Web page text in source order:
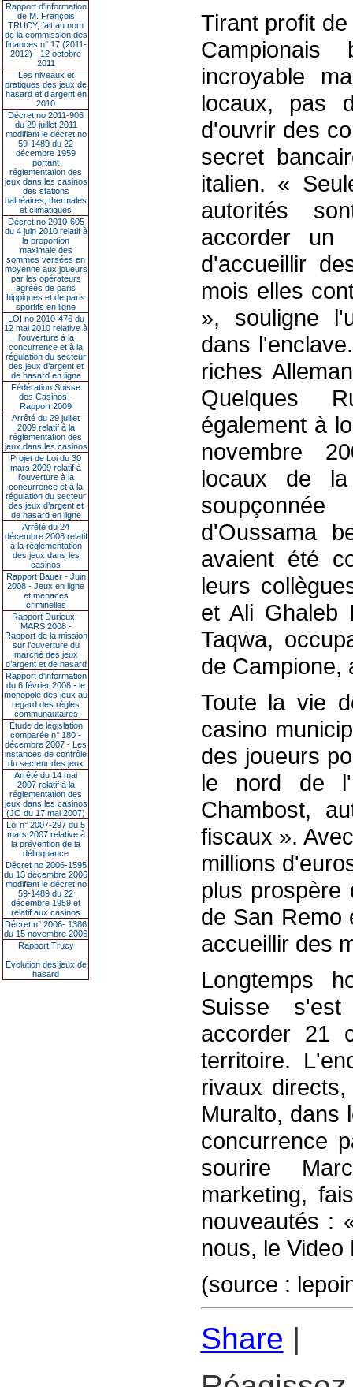
Rapport d'information
de M. François
TRUCY, fait au nom
de la commission des
finances n° 17 (2011-
2012) - 12 octobre
2011
Les niveaux et
pratiques des jeux de
hasard et d’argent en
2010
Décret no 2011-906
du 29 juillet 2011
modifiant le décret no
59-1489 du 22
décembre 1959
portant
réglementation des
jeux dans les casinos
des stations
balnéaires, thermales
et climatiques
Décret no 2010-605
du 4 juin 2010 relatif à
la proportion
maximale des
sommes versées en
moyenne aux joueurs
par les opérateurs
agréés de paris
hippiques et de paris
sportifs en ligne
LOI no 2010-476 du
12 mai 2010 relative à
l’ouverture à la
concurrence et à la
régulation du secteur
des jeux d’argent et
de hasard en ligne
Fédération Suisse
des Casinos -
Rapport 2009
Arrêté du 29 juillet
2009 relatif à la
réglementation des
jeux dans les casinos
Projet de Loi du 30
mars 2009 relatif à
l’ouverture à la
concurrence et à la
régulation du secteur
des jeux d’argent et
de hasard en ligne
Arrêté du 24
décembre 2008 relatif
à la réglementation
des jeux dans les
casinos
Rapport Bauer - Juin
2008 - Jeux en ligne
et menaces
criminelles
Rapport Durieux -
MARS 2008 -
Rapport de la mission
sur l’ouverture du
marché des jeux
d’argent et de hasard
Rapport d'information
du 6 février 2008 - le
monopole des jeux au
regard des règles
communautaires
Étude de législation
comparée n° 180 -
décembre 2007 - Les
instances de contrôle
du secteur des jeux
Arrêté du 14 mai
2007 relatif à la
réglementation des
jeux dans les casinos
(JO du 17 mai 2007)
Loi n° 2007-297 du 5
mars 2007 relative à
la prévention de la
délinquance
Décret no 2006-1595
du 13 décembre 2006
modifiant le décret no
59-1489 du 22
décembre 1959 et
relatif aux casinos
Décret n° 2006- 1386
du 15 novembre 2006
Rapport Trucy
Evolution des jeux de
hasard
Tirant profit
Campionais
incroyable
locaux, pas
d'ouvrir des
secret
italien. «
autorités
accorder un
d'accueillir
mois elles
», souligne
dans
riches
Quelques
également à
novembre
locaux de la
d'Oussama
avaient été
leurs
et Ali Ghaleb
Taqwa,
de Campione,
Toute la vie
casino
des joueurs
le nord de
Chambost,
fiscaux ».
millions
plus prospère
de San Remo
accueillir des
Longtemps
Suisse
accorder 21
territoire.
rivaux
Muralto, dans
concurrence
sourire
marketing,
nouveautés :
nous, le
(source :
Share |